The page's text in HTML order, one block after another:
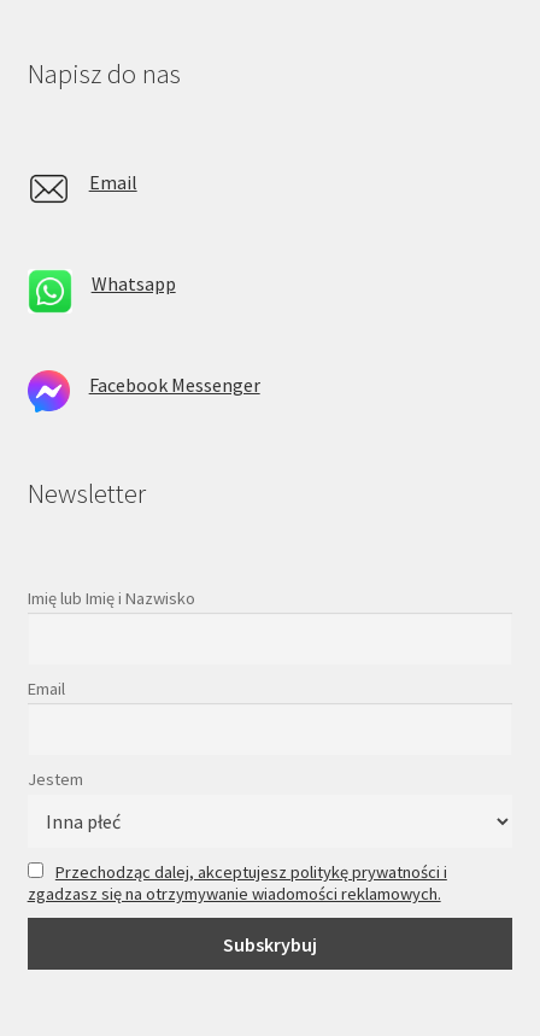
Napisz do nas
Email
Whatsapp
Facebook Messenger
Newsletter
Imię lub Imię i Nazwisko
Email
Jestem
Przechodząc dalej, akceptujesz politykę prywatności i
zgadzasz się na otrzymywanie wiadomości reklamowych.